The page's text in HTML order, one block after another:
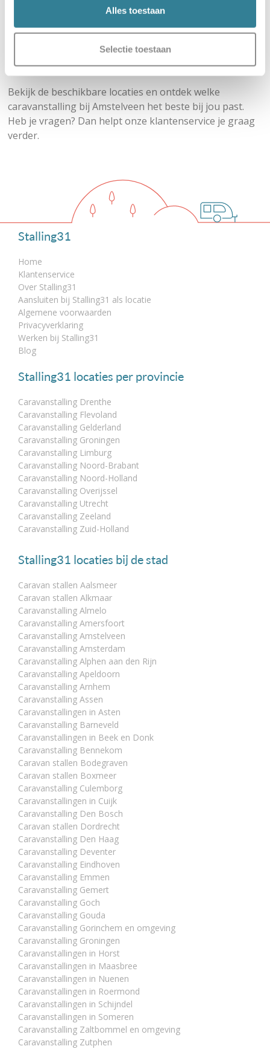
Alles toestaan
Selectie toestaan
zekerheid. Je regelt alles online, stalt jouw voertuig
veilig en hebt altijd inzicht in je afspraken. Of je nu een
Stalling31 vind je een passende oplossing in de buurt
van Amstelveen.
Bekijk de beschikbare locaties en ontdek welke
caravanstalling bij Amstelveen het beste bij jou past.
Heb je vragen? Dan helpt onze klantenservice je graag
verder.
Stalling31
Home
Klantenservice
Over Stalling31
Aansluiten bij Stalling31 als locatie
Algemene voorwaarden
Privacyverklaring
Werken bij Stalling31
Blog
Stalling31 locaties per provincie
Caravanstalling Drenthe
Caravanstalling Flevoland
Caravanstalling Gelderland
Caravanstalling Groningen
Caravanstalling Limburg
Caravanstalling Noord-Brabant
Caravanstalling Noord-Holland
Caravanstalling Overijssel
Caravanstalling Utrecht
Caravanstalling Zeeland
Caravanstalling Zuid-Holland
Stalling31 locaties bij de stad
Caravan stallen Aalsmeer
Caravan stallen Alkmaar
Caravanstalling Almelo
Caravanstalling Amersfoort
Caravanstalling Amstelveen
Caravanstalling Amsterdam
Caravanstalling Alphen aan den Rijn
Caravanstalling Apeldoorn
Caravanstalling Arnhem
Caravanstalling Assen
Caravanstallingen in Asten
Caravanstalling Barneveld
Caravanstallingen in Beek en Donk
Caravanstalling Bennekom
Caravan stallen Bodegraven
Caravan stallen Boxmeer
Caravanstalling Culemborg
Caravanstallingen in Cuijk
Caravanstalling Den Bosch
Caravan stallen Dordrecht
Caravanstalling Den Haag
Caravanstalling Deventer
Caravanstalling Eindhoven
Caravanstalling Emmen
Caravanstalling Gemert
Caravanstalling Goch
Caravanstalling Gouda
Caravanstalling Gorinchem en omgeving
Caravanstalling Groningen
Caravanstallingen in Horst
Caravanstallingen in Maasbree
Caravanstallingen in Nuenen
Caravanstallingen in Roermond
Caravanstallingen in Schijndel
Caravanstallingen in Someren
Caravanstalling Zaltbommel en omgeving
Caravanstalling Zutphen